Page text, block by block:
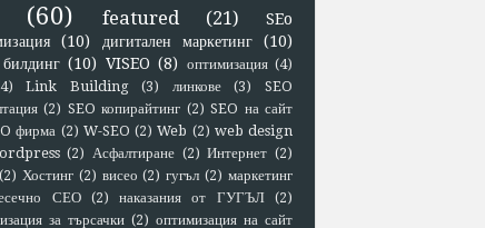
(60) featured (21)
SEo
(10) дигитален маркетинг
(10)
(10) VISEO (8) оптимизация (4)
Link Building (3) линкове (3)
SEO
(2) SEO копирайтинг (2) SEO на сайт
фирма (2) W-SEO (2) Web (2) web design
(2) Асфалтиране (2) Интернет (2)
(2) Хостинг (2) висео (2) гугъл (2) маркетинг
СЕО (2) наказания от ГУГЪЛ
(2)
за търсачки (2) оптимизация на сайт